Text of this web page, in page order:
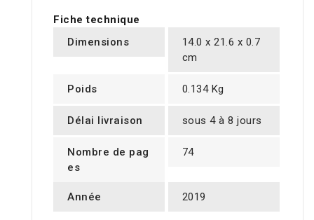
Fiche technique
Dimensions
14.0 x 21.6 x 0.7
cm
Poids 0.134 Kg
Délai livraison sous 4 à 8 jours
Nombre de pag
es
74
Année 2019